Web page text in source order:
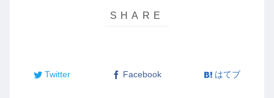
Twitter Facebook はてブ